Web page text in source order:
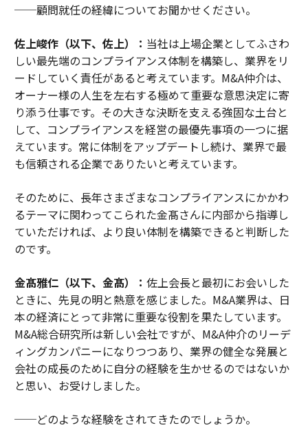
──顧問就任の経緯についてお聞かせください。
佐上峻作（以下、佐上）： 当社は上場企業としてふさわ
しい最先端のコンプライアンス体制を構築し、業界をリ
ードしていく責任があると考えています。M&A仲介は、
オーナー様の人生を左右する極めて重要な意思決定に寄
り添う仕事です。その大きな決断を支える強固な土台と
して、コンプライアンスを経営の最優先事項の一つに据
えています。常に体制をアップデートし続け、業界で最
も信頼される企業でありたいと考えています。
そのために、長年さまざまなコンプライアンスにかかわ
るテーマに関わってこられた金髙さんに内部から指導し
ていただければ、より良い体制を構築できると判断した
のです。
金髙雅仁（以下、金髙）： 佐上会長と最初にお会いした
ときに、先見の明と熱意を感じました。M&A業界は、日
本の経済にとって非常に重要な役割を果たしています。
M&A総合研究所は新しい会社ですが、M&A仲介のリーデ
ィングカンパニーになりつつあり、業界の健全な発展と
会社の成長のために自分の経験を生かせるのではないか
と思い、お受けしました。
──どのような経験をされてきたのでしょうか。